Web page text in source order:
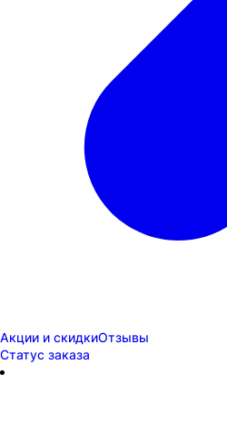
Акции и скидкиОтзывы
Статус заказа